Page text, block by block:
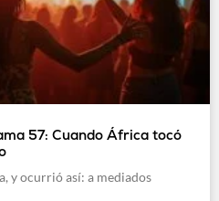
57: Cuando África tocó
y ocurrió así: a mediados